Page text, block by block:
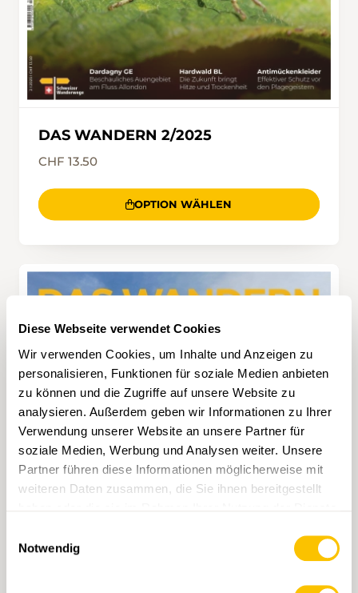
Diese Webseite verwendet Cookies
Wir verwenden Cookies, um Inhalte und Anzeigen zu
personalisieren, Funktionen für soziale Medien anbieten
zu können und die Zugriffe auf unsere Website zu
analysieren. Außerdem geben wir Informationen zu Ihrer
Verwendung unserer Website an unsere Partner für
soziale Medien, Werbung und Analysen weiter. Unsere
Partner führen diese Informationen möglicherweise mit
weiteren Daten zusammen, die Sie ihnen bereitgestellt
Notwendig
DAS WANDERN 2/2025
CHF 13.50
OPTION WÄHLEN